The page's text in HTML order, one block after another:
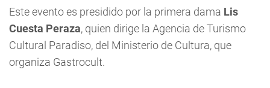
Este evento es presidido por la primera dama Lis
Cuesta Peraza, quien dirige la Agencia de Turismo
Cultural Paradiso, del Ministerio de Cultura, que
organiza Gastrocult.